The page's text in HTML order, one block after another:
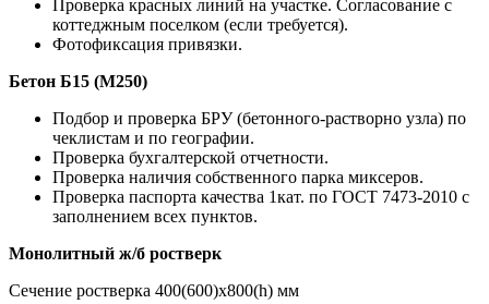
Проверка красных линий на участке. Согласование с
коттеджным поселком (если требуется).
Фотофиксация привязки.
Бетон Б15 (М250)
Подбор и проверка БРУ (бетонного-растворно узла) по
чеклистам и по географии.
Проверка бухгалтерской отчетности.
Проверка наличия собственного парка миксеров.
Проверка паспорта качества 1кат. по ГОСТ 7473-2010 с
заполнением всех пунктов.
Монолитный ж/б ростверк
Сечение ростверка 400(600)х800(h) мм